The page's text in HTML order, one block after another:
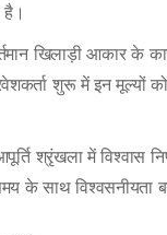
खिलाड़ी आकार के
शुरू में इन मूल्यों
श्रृंखला में विश्वास
के साथ विश्वसनीयता